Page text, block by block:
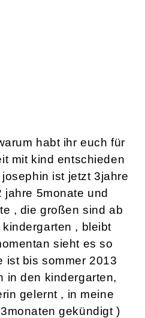
habt ihr euch für
mit kind entschieden
ist jetzt 3jahre
jahre 5monate und
, die großen sind ab
, bleibt
sieht es so
ist bis sommer 2013
in den kindergarten,
gelernt , in meine
gekündigt )